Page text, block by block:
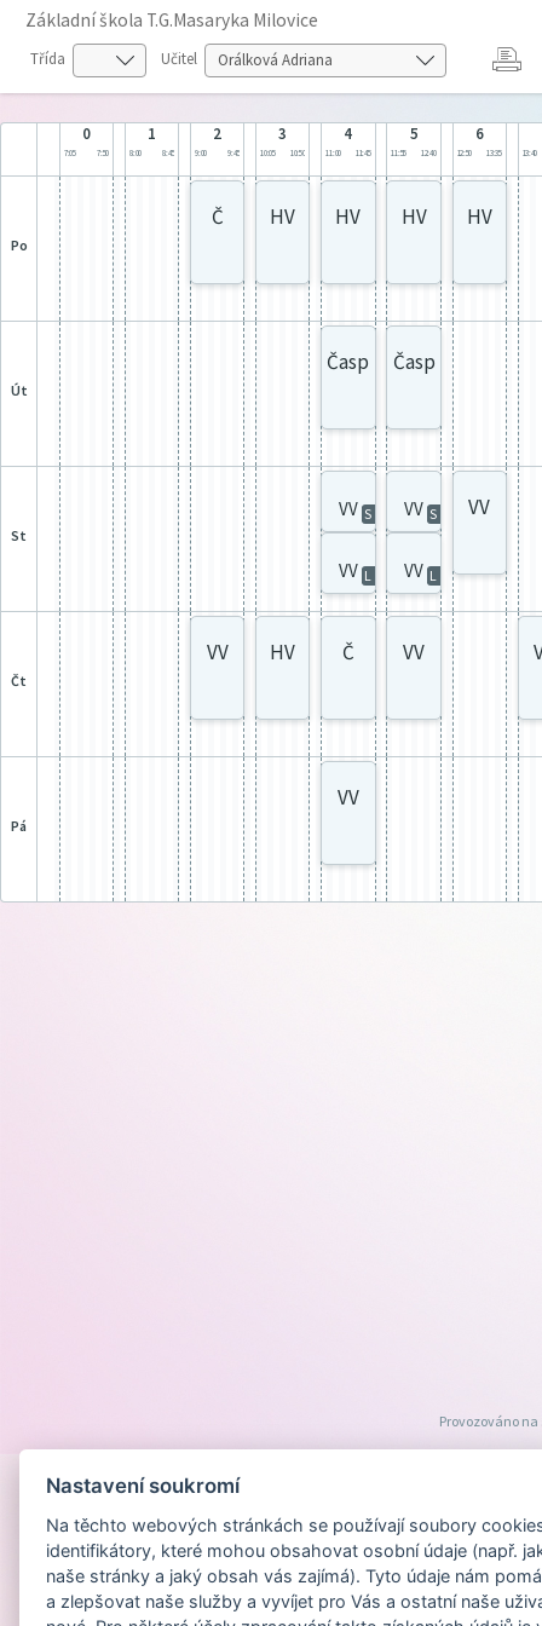
Základní škola T.G.Masaryka Milovice
Třída Učitel
0
7:05 7:50
1
8:00 8:45
2
9:00 9:45
3
10:05 10:50
4
11:00 11:45
5
11:55 12:40
6
12:50 13:35 13:40
po
Č HV HV HV HV
út
Časp Časp
st
VV S
VV L
VV S
VV L
VV
čt
VV HV Č VV
pá
VV
Provozováno
Nastavení soukromí
Na těchto webových stránkách se používají soubory
identifikátory, které mohou obsahovat osobní údaje (např.
naše stránky a jaký obsah vás zajímá). Tyto údaje nám
a zlepšovat naše služby a vyvíjet pro Vás a ostatní naše